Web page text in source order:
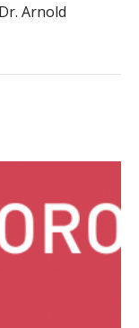
Arnold